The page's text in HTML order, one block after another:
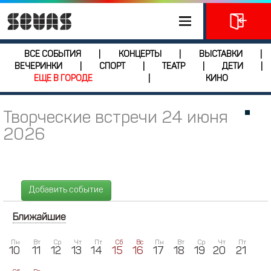
ВСЕ СОБЫТИЯ КОНЦЕРТЫ ВЫСТАВКИ
ВЕЧЕРИНКИ
СПОРТ ТЕАТР ДЕТИ
ЕЩЕ В ГОРОДЕ
КИНО
Творческие встречи 24 июня
2026
Добавить событие
Ближайшие
Пн
10
Вт
11
Ср
12
Чт
13
Пт
14
Сб
15
Вс
16
Пн
17
Вт
18
Ср
19
Чт
20
Пт
21